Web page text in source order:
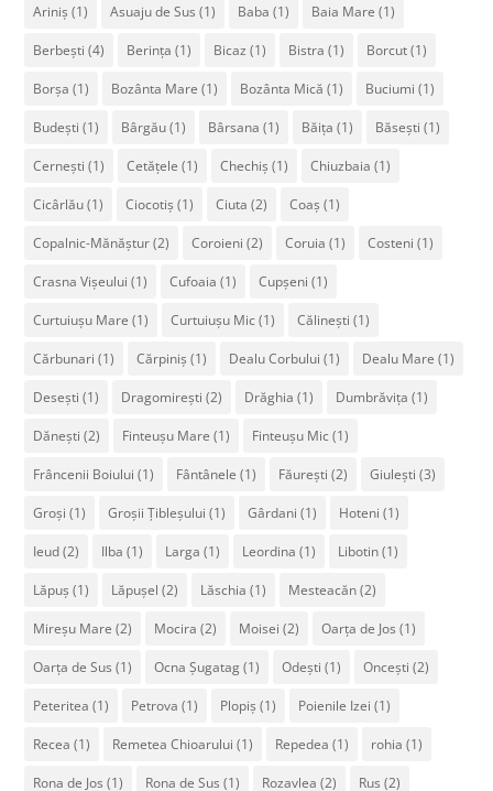
Ariniș (1) Asuaju de Sus (1) Baba (1) Baia Mare (1)
Berbești (4) Berința (1) Bicaz (1) Bistra (1) Borcut(1)
Borșa (1) Bozânta Mare (1) Bozânta Mică (1) Buciumi (1)
Budești (1) Bârgău(1) Bârsana (1) Băița (1) Băsești (1)
Cernești (1) Cetățele (1) Chechiș (1) Chiuzbaia (1)
Cicârlău(1) Ciocotiș (1) Ciuta (2) Coaș (1)
Copalnic-Mănăștur(2) Coroieni (2) Coruia (1) Costeni (1)
Crasna Vișeului (1) Cufoaia (1) Cupșeni (1)
Curtuiușu Mare (1) Curtuiușu Mic(1) Călinești (1)
Cărbunari (1) Cărpiniș (1) Dealu Corbului (1) Dealu Mare (1)
Desești (1) Dragomirești (2) Drăghia (1) Dumbrăvița (1)
Dănești (2) Finteușu Mare (1) Finteușu Mic(1)
Frâncenii Boiului (1) Fântânele (1) Făurești (2) Giulești (3)
Groși (1) Groșii Țibleșului (1) Gârdani (1) Hoteni (1)
Ieud(2) Ilba (1) Larga (1) Leordina (1) Libotin(1)
Lăpuș (1) Lăpușel (2) Lăschia (1) Mesteacăn(2)
Mireșu Mare (2) Mocira (2) Moisei (2) Oarța de Jos (1)
Oarța de Sus (1) Ocna Șugatag(1) Odești (1) Oncești (2)
Peteritea (1) Petrova (1) Plopiș (1) Poienile Izei (1)
Recea (1) Remetea Chioarului (1) Repedea (1) rohia (1)
Rona de Jos (1) Rona de Sus (1) Rozavlea (2) Rus (2)